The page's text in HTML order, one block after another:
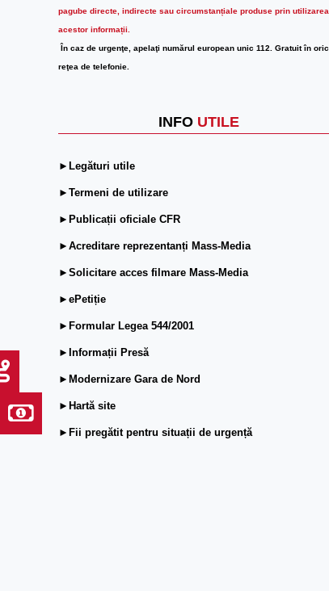
pagube directe, indirecte sau circumstanțiale produse prin utilizarea
acestor informații.
În caz de urgenţe, apelaţi numărul european unic 112. Gratuit în
reţea de telefonie.
INFO UTILE
►Legături utile
►Termeni de utilizare
►Publicații oficiale CFR
►Acreditare reprezentanți Mass-Media
►Solicitare acces filmare Mass-Media
►ePetiție
►Formular Legea 544/2001
►Informații Presă
►Modernizare Gara de Nord
►Hartă site
►Fii pregătit pentru situații de urgență